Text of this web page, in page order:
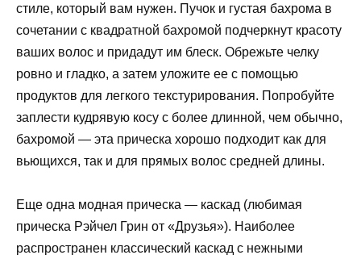
стиле, который вам нужен. Пучок и густая бахрома в
сочетании с квадратной бахромой подчеркнут красоту
ваших волос и придадут им блеск. Обрежьте челку
ровно и гладко, а затем уложите ее с помощью
продуктов для легкого текстурирования. Попробуйте
заплести кудрявую косу с более длинной, чем обычно,
бахромой — эта прическа хорошо подходит как для
вьющихся, так и для прямых волос средней длины.
Еще одна модная прическа — каскад (любимая
прическа Рэйчел Грин от «Друзья»). Наиболее
распространен классический каскад с нежными